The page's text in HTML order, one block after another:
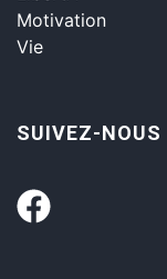
Motivation
Vie
SUIVEZ-NOUS